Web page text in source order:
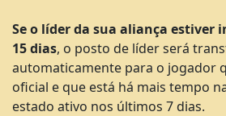
Se o líder da sua aliança estiver
15 dias, o posto de líder será
automaticamente para o jogador
oficial e que está há mais tempo
estado ativo nos últimos 7 dias.